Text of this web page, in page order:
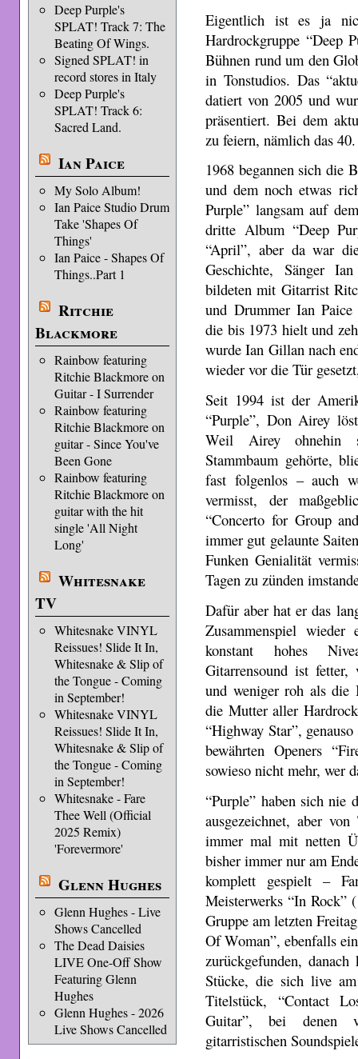
Deep Purple's
SPLAT! Track 7: The
Beating Of Wings.
Signed SPLAT! in
record stores in Italy
Deep Purple's
SPLAT! Track 6:
Sacred Land.
Ian Paice
My Solo Album!
Ian Paice Studio Drum
Take 'Shapes Of
Things'
Ian Paice - Shapes Of
Things..Part 1
Ritchie
Blackmore
Rainbow featuring
Ritchie Blackmore on
Guitar - I Surrender
Rainbow featuring
Ritchie Blackmore on
guitar - Since You've
Been Gone
Rainbow featuring
Ritchie Blackmore on
guitar with the hit
single 'All Night
Long'
Whitesnake
TV
Whitesnake VINYL
Reissues! Slide It In,
Whitesnake & Slip of
the Tongue - Coming
in September!
Whitesnake VINYL
Reissues! Slide It In,
Whitesnake & Slip of
the Tongue - Coming
in September!
Whitesnake - Fare
Thee Well (Official
2025 Remix)
'Forevermore'
Glenn Hughes
Glenn Hughes - Live
Shows Cancelled
The Dead Daisies
LIVE One-Off Show
Featuring Glenn
Hughes
Glenn Hughes - 2026
Live Shows Cancelled
Eigentlich ist es ja
Hardrockgruppe “Deep
Bühnen rund um den
in Tonstudios. Das
datiert von 2005 und
präsentiert. Bei dem
zu feiern, nämlich das
1968 begannen sich die
und dem noch etwas
Purple” langsam auf
dritte Album “Deep
“April”, aber da war
Geschichte, Sänger
bildeten mit Gitarrist
und Drummer Ian
die bis 1973 hielt und
wurde Ian Gillan nach
wieder vor die Tür
Seit 1994 ist der
“Purple”, Don Airey
Weil Airey ohnehin
Stammbaum gehörte,
fast folgenlos – auch
vermisst, der
“Concerto for Group
immer gut gelaunte
Funken Genialität
Tagen zu zünden
Dafür aber hat er das
Zusammenspiel
konstant hohes
Gitarrensound ist fetter,
und weniger roh als die
die Mutter aller
“Highway Star”,
bewährten Openers
sowieso nicht mehr, wer
“Purple” haben sich nie
ausgezeichnet, aber
immer mal mit netten
bisher immer nur am
komplett gespielt –
Meisterwerks “In Rock”
Gruppe am letzten
Of Woman”, ebenfalls
zurückgefunden,
Stücke, die sich live
Titelstück, “Contact
Guitar”, bei denen
gitarristischen